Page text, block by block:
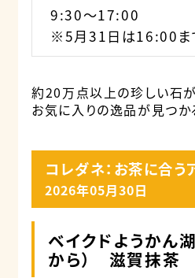
9:30～17:00
※5月31日は16:00ま
約20万点以上の珍しい石が
お気に入りの逸品が見つか
コレダネ：お茶に合う
2026年05月30日
ベイクドようかん
から） 滋賀抹茶